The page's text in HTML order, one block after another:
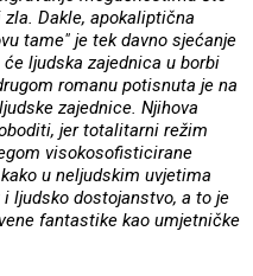
Dakle, apokaliptična
tame" je tek davno sjećanje
ljudska zajednica u borbi
romanu potisnuta je na
zajednice. Njihova
jer totalitarni režim
visokosofisticirane
u neljudskim uvjetima
ljudsko dostojanstvo, a to je
fantastike kao umjetničke